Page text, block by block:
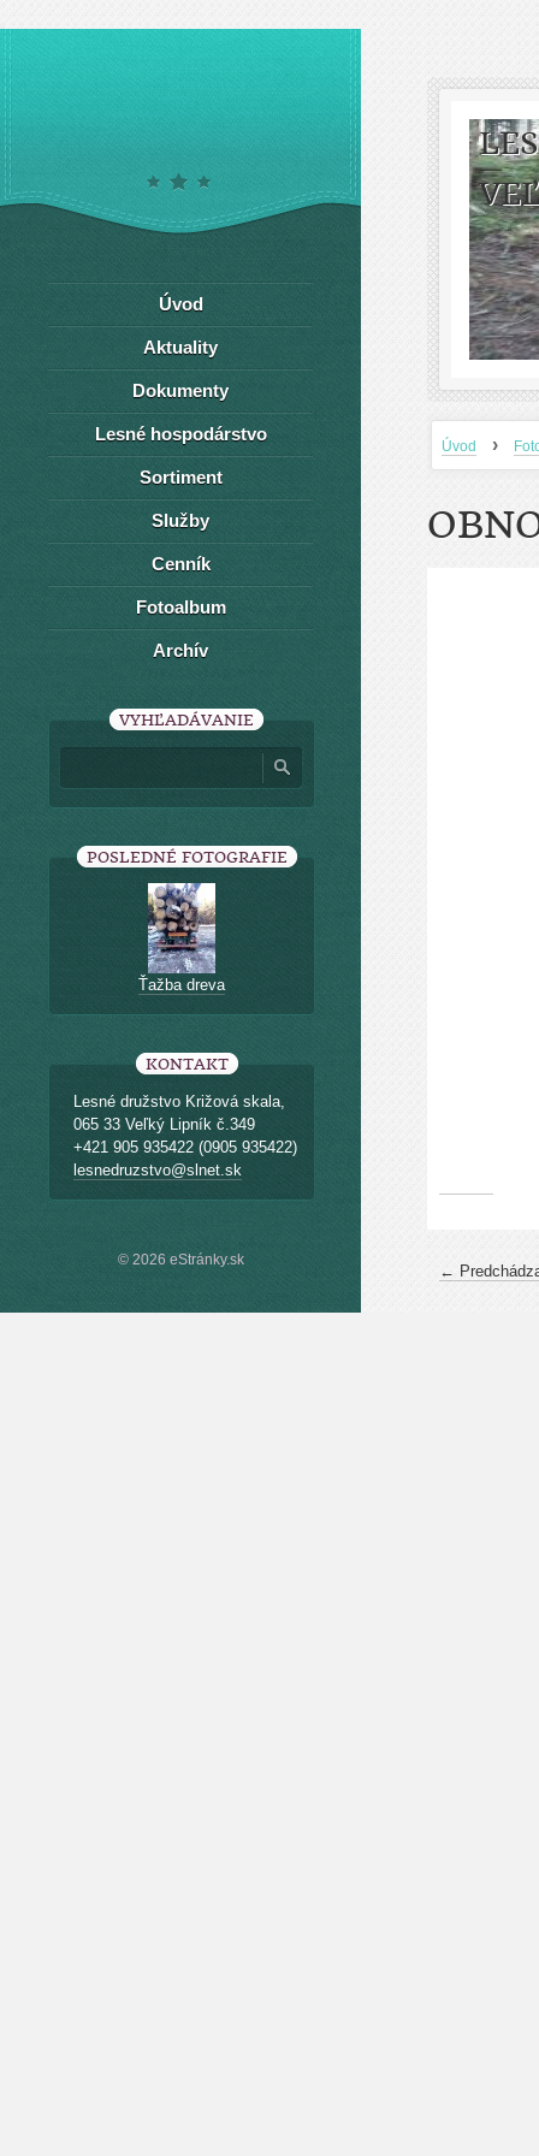
Úvod ›
←
Úvod
Aktuality
Dokumenty
Lesné hospodárstvo
Sortiment
Služby
Cenník
Fotoalbum
Archív
VYHĽADÁVANIE
POSLEDNÉ FOTOGRAFIE
Ťažba dreva
KONTAKT
Lesné družstvo Križová skala,
065 33 Veľký Lipník č.349
+421 905 935422 (0905 935422)
lesnedruzstvo@slnet.sk
© 2026 eStránky.sk